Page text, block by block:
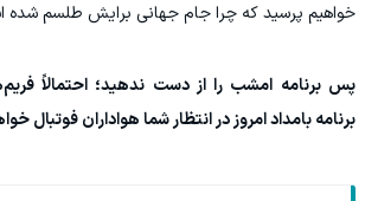
خواهیم پرسید که چرا جام جهانی برایش طلسم
پس برنامه امشب را از دست ندهید؛ احتمالاً
برنامه بامداد امروز در انتظار شما هواداران فوتبال